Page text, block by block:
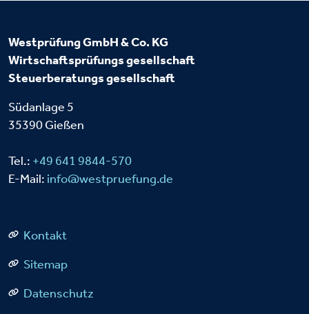
Westprüfung GmbH & Co. KG
Wirtschaftsprüfungsgesellschaft
Steuerberatungsgesellschaft
Südanlage 5
35390 Gießen
Tel.: +49 641 9844-570
E-Mail: info@westpruefung.de
Kontakt
Sitemap
Datenschutz